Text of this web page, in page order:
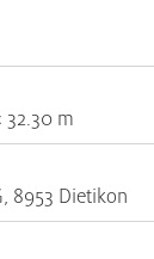
32.30 m
8953 Dietikon